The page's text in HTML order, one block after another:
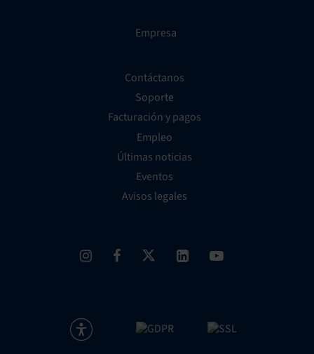
Empresa
Contáctanos
Soporte
Facturación y pagos
Empleo
Últimas noticias
Eventos
Avisos legales